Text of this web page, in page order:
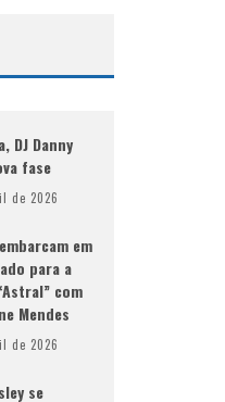
DJ Danny
fase
de 2026
em
para a
com
Mendes
de 2026
se